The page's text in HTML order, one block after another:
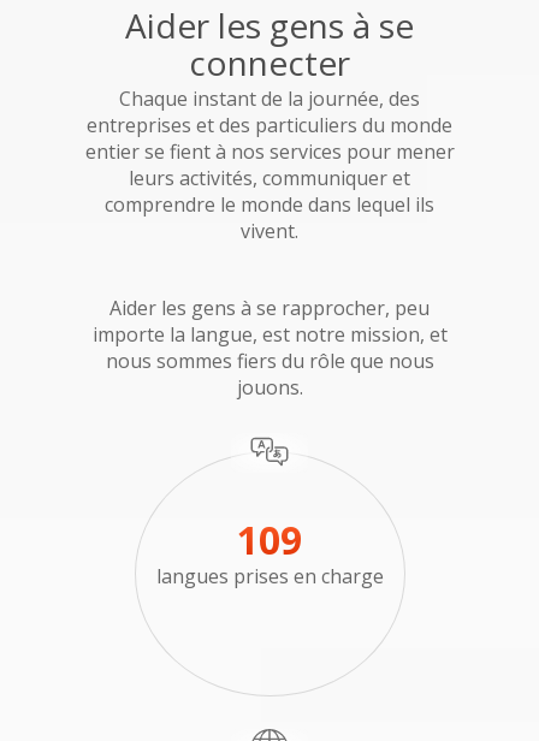
Aider les gens à se
connecter
Chaque instant de la journée, des
entreprises et des particuliers du monde
entier se fient à nos services pour mener
leurs activités, communiquer et
comprendre le monde dans lequel ils
vivent.
Aider les gens à se rapprocher, peu
importe la langue, est notre mission, et
nous sommes fiers du rôle que nous
jouons.
109
langues prises en charge